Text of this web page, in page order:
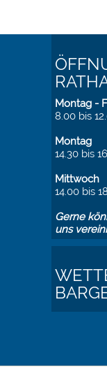
Montag -
8.00 bis
Montag
14.30 bis
Mittwoch
14.00 bis
Gerne
uns